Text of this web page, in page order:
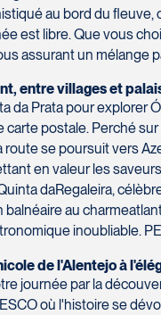
au bord du fleuve,
est libre. Que vous
assurant un mélange
entre villages et
da Prata pour explorer
carte postale. Perché
se poursuit vers
en valeur les
daRegaleira,
au
inoubliable.
de l'Alentejo à
journée par la
où l'histoire se